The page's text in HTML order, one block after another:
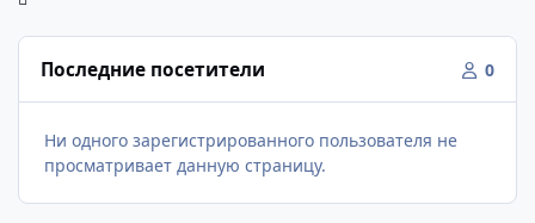
Последние посетители 0
Ни одного зарегистрированного пользователя не
просматривает данную страницу.